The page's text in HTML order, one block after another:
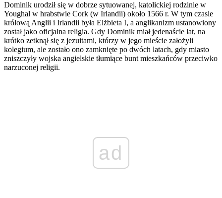
Dominik urodził się w dobrze sytuowanej, katolickiej rodzinie w
Youghal w hrabstwie Cork (w Irlandii) około 1566 r. W tym czasie
królową Anglii i Irlandii była Elżbieta I, a anglikanizm ustanowiony
został jako oficjalna religia. Gdy Dominik miał jedenaście lat, na
krótko zetknął się z jezuitami, którzy w jego mieście założyli
kolegium, ale zostało ono zamknięte po dwóch latach, gdy miasto
zniszczyły wojska angielskie tłumiące bunt mieszkańców przeciwko
narzuconej religii.
ad